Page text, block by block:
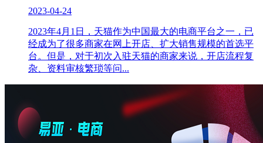
2023-04-24
2023年4月1日，天猫作为中国最大的电商平台之一，已
经成为了很多商家在网上开店、扩大销售规模的首选平
台。但是，对于初次入驻天猫的商家来说，开店流程复
杂、资料审核繁琐等问...